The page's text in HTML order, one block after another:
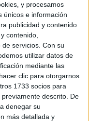
y procesamos
únicos e información
publicidad y contenido
contenido,
servicios. Con su
utilizar datos de
mediante las
clic para otorgarnos
1733 socios para
descrito. De
denegar su
más detallada y